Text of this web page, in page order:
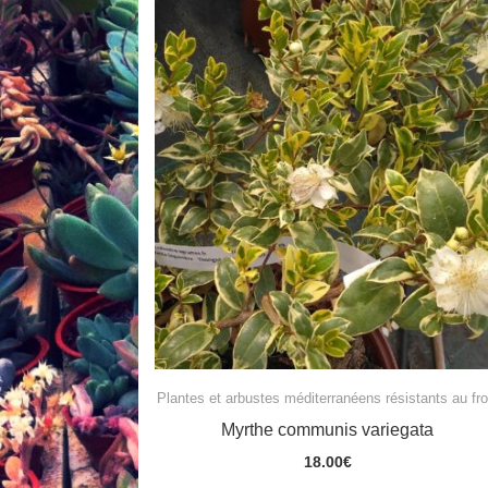
Plantes et arbustes méditerranéens résistants au
Myrthe communis variegata
18.00€